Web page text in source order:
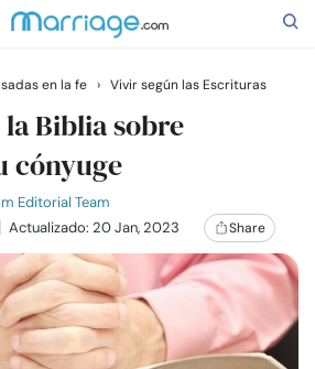
en la fe › Vivir según las Escrituras
Biblia sobre
cónyuge
Editorial Team
Actualizado: 20 Jan, 2023 Share